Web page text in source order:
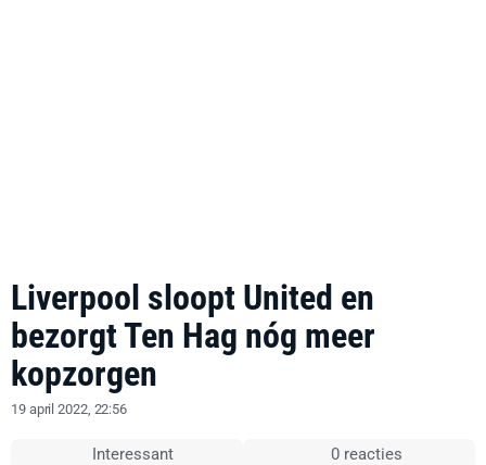
Liverpool sloopt United en
bezorgt Ten Hag nóg meer
kopzorgen
19 april 2022, 22:56
Interessant 0 reacties